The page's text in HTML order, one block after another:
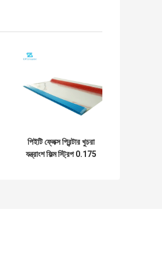
পিইটি ফ্লেক্স প্রিন্টার খুচরা
যন্ত্রাংশ ফিল্ম স্ট্রিপ 0.175